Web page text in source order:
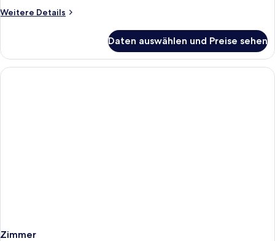
Weitere Details
Weitere
Daten auswählen und Preise sehen
Zimmer